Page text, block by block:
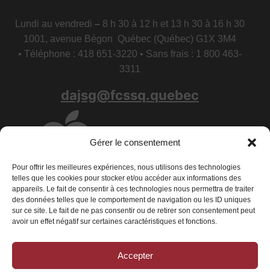
Gérer le consentement
Pour offrir les meilleures expériences, nous utilisons des technologies
telles que les cookies pour stocker et/ou accéder aux informations des
appareils. Le fait de consentir à ces technologies nous permettra de traiter
des données telles que le comportement de navigation ou les ID uniques
sur ce site. Le fait de ne pas consentir ou de retirer son consentement peut
avoir un effet négatif sur certaines caractéristiques et fonctions.
Accepter
Lundi au vendredi – 8 h 30 à 12 h et 13 h 30 à 16 h 30
1001, avenue Bégon Québec (Québec) G1X 3M4
• Téléphone : 418 651-3220 • Sans frais : 1 800 463-
3311
dajsg@fcssq.quebec
Déclaration de confidentialité